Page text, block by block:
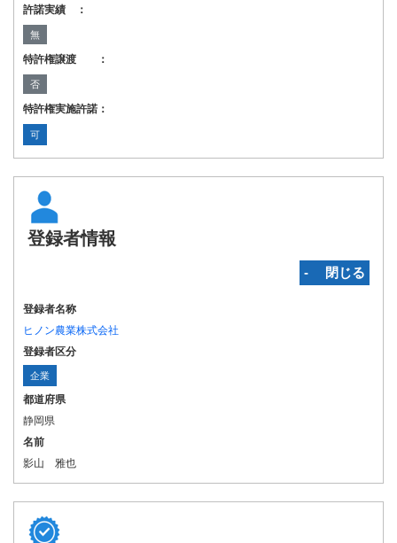
許諾実績 ：
無
特許権譲渡 ：
否
特許権実施許諾：
可
登録者情報
‐ 閉じる
登録者名称
ヒノン農業株式会社
登録者区分
企業
都道府県
静岡県
名前
影山 雅也